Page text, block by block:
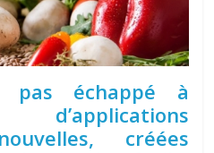
pas échappé à
créées